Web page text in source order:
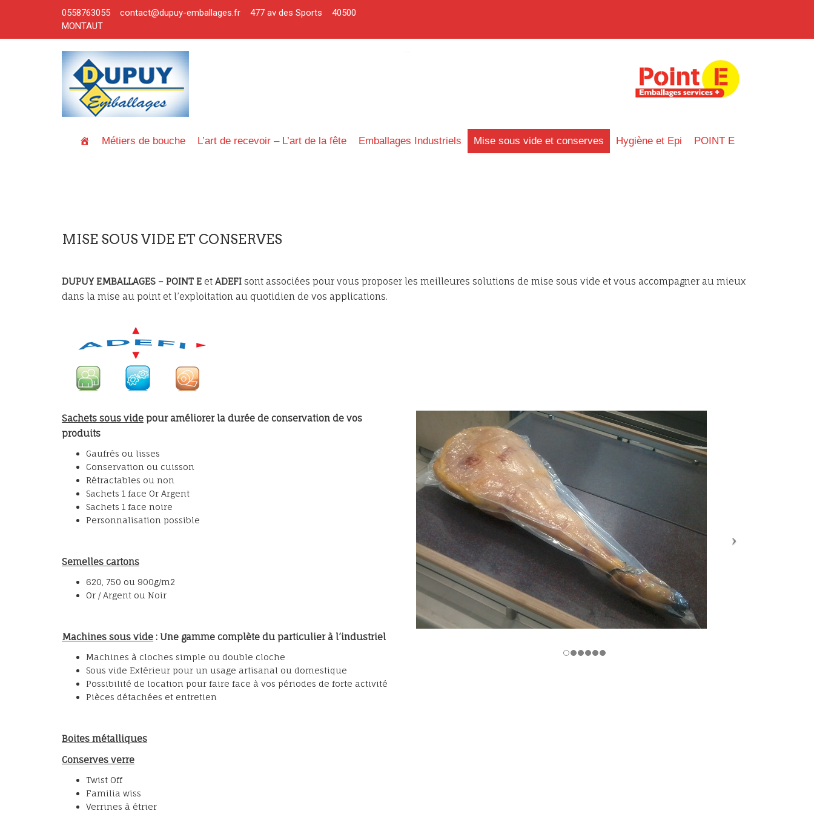
0558763055
contact@dupuy-emballages.fr 477 av des Sports 40500
MONTAUT
Métiers de bouche L’art de recevoir – L’art de la fête Emballages Industriels Mise sous vide et conserves Hygiène et Epi POINT E
MISE SOUS VIDE ET CONSERVES
DUPUY EMBALLAGES – POINT E et ADEFI sont associées pour vous proposer les meilleures solutions de mise sous vide et vous accompagner au mieux
dans la mise au point et l’exploitation au quotidien de vos applications.
Sachets sous vide pour améliorer la durée de conservation de vos
produits
Gaufrés ou lisses
Conservation ou cuisson
Rétractables ou non
Sachets 1 face Or Argent
Sachets 1 face noire
Personnalisation possible
Semelles cartons
620, 750 ou 900g/m2
Or / Argent ou Noir
Machines sous vide : Une gamme complète du particulier à l’industriel
Machines à cloches simple ou double cloche
Sous vide Extérieur pour un usage artisanal ou domestique
Possibilité de location pour faire face à vos périodes de forte activité
Pièces détachées et entretien
Boites métalliques
Conserves verre
Twist Off
Familia wiss
Verrines à étrier